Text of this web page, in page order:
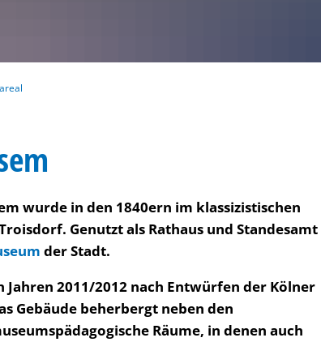
wurde in den 1840ern im klassizistischen
Genutzt als Rathaus und Standesamt
der Stadt.
2011/2012 nach Entwürfen der Kölner
Gebäude beherbergt neben den
Räume, in denen auch